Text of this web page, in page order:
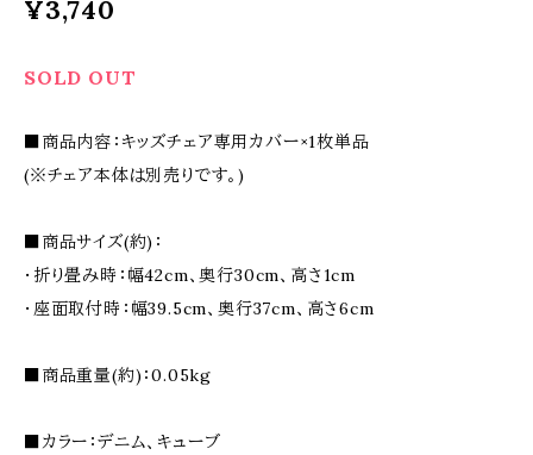
¥3,740
SOLD OUT
■商品内容：キッズチェア専用カバー×1枚単品
(※チェア本体は別売りです。)
■商品サイズ(約)：
・折り畳み時：幅42cm、奥行30cm、高さ1cm
・座面取付時：幅39.5cm、奥行37cm、高さ6cm
■商品重量(約)：0.05kg
■カラー：デニム、キューブ